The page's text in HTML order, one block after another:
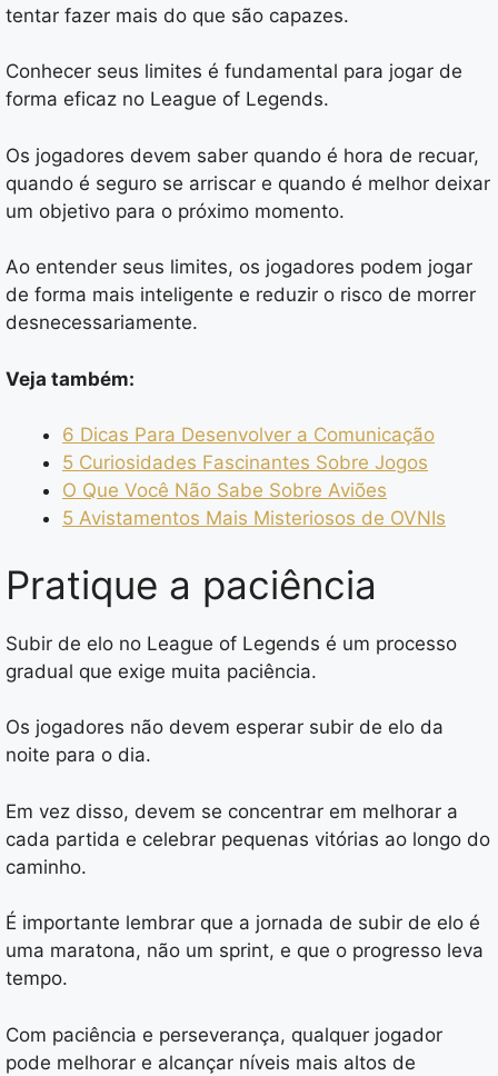
tentar fazer mais do que são capazes.
Conhecer seus limites é fundamental para jogar de
forma eficaz no League of Legends.
Os jogadores devem saber quando é hora de recuar,
quando é seguro se arriscar e quando é melhor deixar
um objetivo para o próximo momento.
Ao entender seus limites, os jogadores podem jogar
de forma mais inteligente e reduzir o risco de morrer
desnecessariamente.
Veja também:
6 Dicas Para Desenvolver a Comunicação
5 Curiosidades Fascinantes Sobre Jogos
O Que Você Não Sabe Sobre Aviões
5 Avistamentos Mais Misteriosos de OVNIs
Pratique a paciência
Subir de elo no League of Legends é um processo
gradual que exige muita paciência.
Os jogadores não devem esperar subir de elo da
noite para o dia.
Em vez disso, devem se concentrar em melhorar a
cada partida e celebrar pequenas vitórias ao longo do
caminho.
É importante lembrar que a jornada de subir de elo é
uma maratona, não um sprint, e que o progresso leva
tempo.
Com paciência e perseverança, qualquer jogador
pode melhorar e alcançar níveis mais altos de